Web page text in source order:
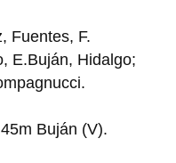
Fuentes, F.
E.Buján, Hidalgo;
Buján (V).